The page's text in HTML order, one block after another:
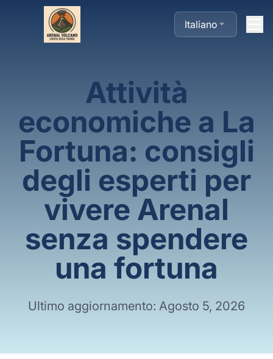
Italiano
Attività
economiche a La
Fortuna: consigli
degli esperti per
vivere Arenal
senza spendere
una fortuna
Ultimo aggiornamento: Agosto 5, 2026